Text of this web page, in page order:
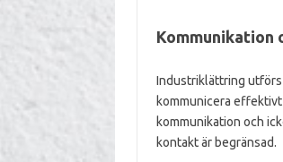
Kommunikation
Industriklättring utförs
kommunicera
kommunikation och
kontakt är begränsad.